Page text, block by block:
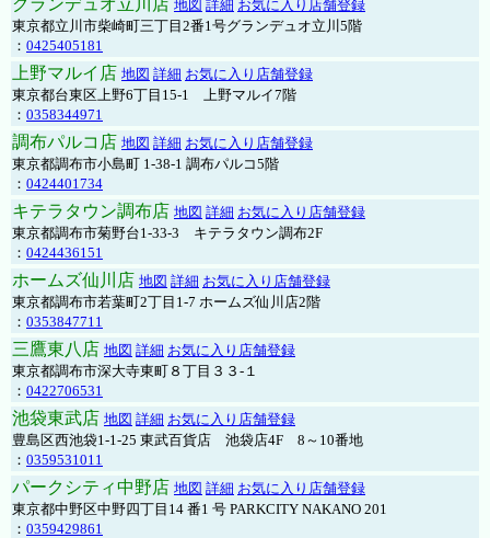
グランデュオ立川店 地図 詳細 お気に入り店舗登録
東京都立川市柴崎町三丁目2番1号グランデュオ立川5階
： 0425405181
上野マルイ店 地図 詳細 お気に入り店舗登録
東京都台東区上野6丁目15-1 上野マルイ7階
： 0358344971
調布パルコ店 地図 詳細 お気に入り店舗登録
東京都調布市小島町 1-38-1 調布パルコ5階
： 0424401734
キテラタウン調布店 地図 詳細 お気に入り店舗登録
東京都調布市菊野台1-33-3 キテラタウン調布2F
： 0424436151
ホームズ仙川店 地図 詳細 お気に入り店舗登録
東京都調布市若葉町2丁目1-7 ホームズ仙川店2階
： 0353847711
三鷹東八店 地図 詳細 お気に入り店舗登録
東京都調布市深大寺東町８丁目３３-１
： 0422706531
池袋東武店 地図 詳細 お気に入り店舗登録
豊島区西池袋1-1-25 東武百貨店 池袋店4F 8～10番地
： 0359531011
パークシティ中野店 地図 詳細 お気に入り店舗登録
東京都中野区中野四丁目14 番1 号 PARKCITY NAKANO 201
： 0359429861